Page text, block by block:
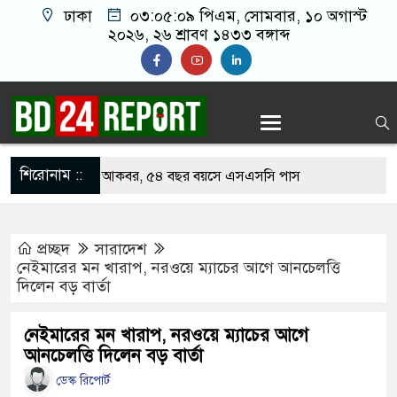
ঢাকা ০৩:০৫:১০ পিএম, সোমবার, ১০ অগাস্ট
২০২৬, ২৬ শ্রাবণ ১৪৩৩ বঙ্গাব্দ
শিরোনাম ::
হার মানেননি আকবর, ৫৪ বছর বয়সে এসএসসি পাস
পরীক্ষার্থী, পাস করা একমাত্র শিক্ষার্থীর নামই জানেন
ফ্যাসিবাদী সরকার, এখন পুনর্গঠনের পালা:
প্রচ্ছদ
সারাদেশ
নেইমারের মন খারাপ, নরওয়ে ম্যাচের আগে আনচেলত্তি
দিলেন বড় বার্তা
নেইমারের মন খারাপ, নরওয়ে ম্যাচের আগে
আনচেলত্তি দিলেন বড় বার্তা
ডেস্ক রিপোর্ট